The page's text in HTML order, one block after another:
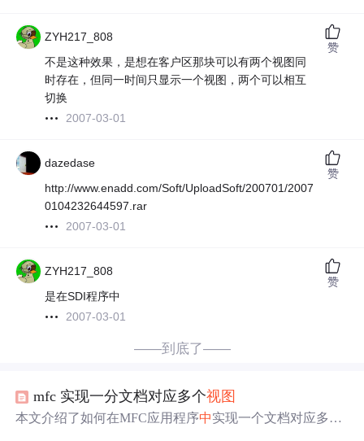
ZYH217_808
不是这种效果，是想在客户区那块可以有两个视图同
时存在，但同一时间只显示一个视图，两个可以相互
切换
2007-03-01
赞
dazedase
http://www.enadd.com/Soft/UploadSoft/200701/2007
0104232644597.rar
2007-03-01
赞
ZYH217_808
是在SDI程序中
2007-03-01
赞
——到底了——
mfc 实现一分文档对应多个视图
本文介绍了如何在MFC应用程序中实现一个文档对应多个